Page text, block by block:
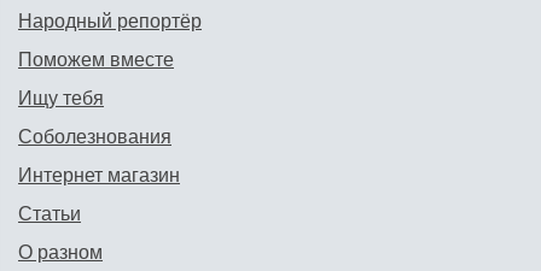
Народный репортёр
Поможем вместе
Ищу тебя
Соболезнования
Интернет магазин
Статьи
О разном